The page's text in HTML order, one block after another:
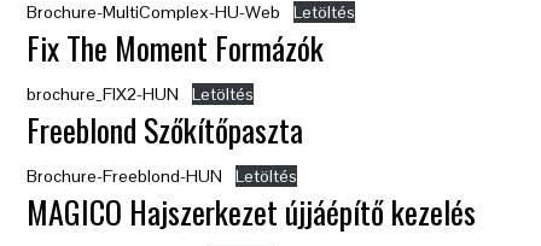
Brochure-MultiComplex-HU-Web Letöltés
Fix The Moment Formázók
brochure_FIX2-HUN Letöltés
Freeblond Szőkítőpaszta
Brochure-Freeblond-HUN Letöltés
MAGICO Hajszerkezet újjáépítő kezelés